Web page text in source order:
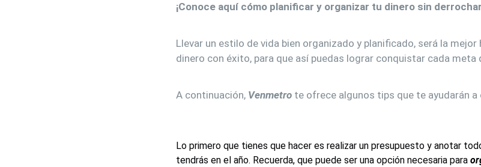
¡Conoce aquí cómo planificar y organizar tu dinero sin
Llevar un estilo de vida bien organizado y planificado, será la
dinero con éxito, para que así puedas lograr conquistar cada meta
A continuación, Venmetrote ofrece algunos tips que te ayudarán
Lo primero que tienes que hacer es realizar un presupuesto y anotar
tendrás en el año. Recuerda, que puede ser una opción necesaria para